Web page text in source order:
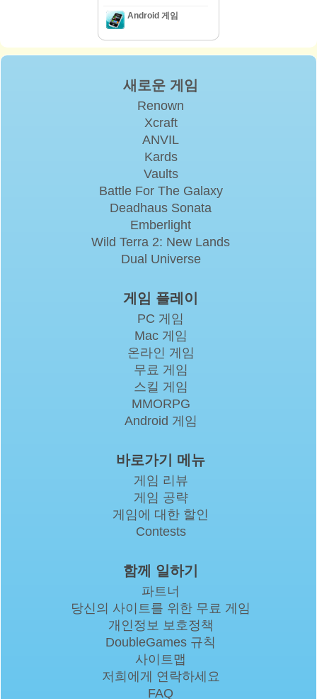
Android 게임
새로운 게임
Renown
Xcraft
ANVIL
Kards
Vaults
Battle For The Galaxy
Deadhaus Sonata
Emberlight
Wild Terra 2: New Lands
Dual Universe
게임 플레이
PC 게임
Mac 게임
온라인 게임
무료 게임
스킬 게임
MMORPG
Android 게임
바로가기 메뉴
게임 리뷰
게임 공략
게임에 대한 할인
Contests
함께 일하기
파트너
당신의 사이트를 위한 무료 게임
개인정보 보호정책
DoubleGames 규칙
사이트맵
저희에게 연락하세요
FAQ